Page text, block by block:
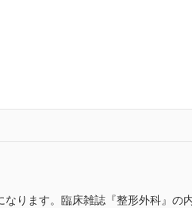
ります。臨床雑誌『整形外科』の